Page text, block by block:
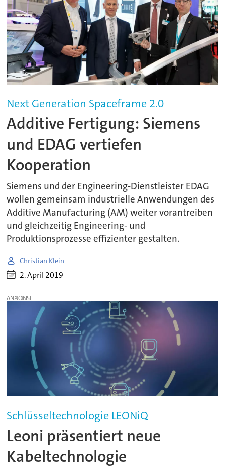
Next Generation Spaceframe 2.0
Additive Fertigung: Siemens
und EDAG vertiefen
Kooperation
Siemens und der Engineering-Dienstleister EDAG
wollen gemeinsam industrielle Anwendungen des
Additive Manufacturing (AM) weiter vorantreiben
und gleichzeitig Engineering- und
Produktionsprozesse effizienter gestalten.
Christian Klein
2. April 2019
ANZEIGE
Schlüsseltechnologie LEONiQ
Leoni präsentiert neue
Kabeltechnologie